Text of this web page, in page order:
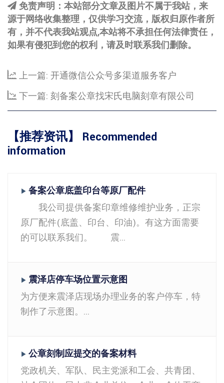
免责声明：本站部分文章及图片不属于我站，来
源于网络收集整理，仅供学习交流，版权归原作者所
有，并不代表我站观点,本站将不承担任何法律责任，
如果有侵犯到您的权利，请及时联系我们删除。
上一篇: 开通微信公众号多渠道服务客户
下一篇: 刻备案公章找宋氏电脑刻章有限公司
【推荐资讯】 Recommended
information
▶ 备案公章底盖印台等原厂配件
我公司提供备案印章维修维护业务，正宗
原厂配件(底盖、印台、印油)。有这方面需要
的可以联系我们。 震...
▶ 震泽店停车场位置示意图
为方便来震泽店现场办理业务的客户停车，特
制作了示意图。...
▶ 公章刻制应提交的备案材料
党政机关、军队、民主党派和工会、共青团、